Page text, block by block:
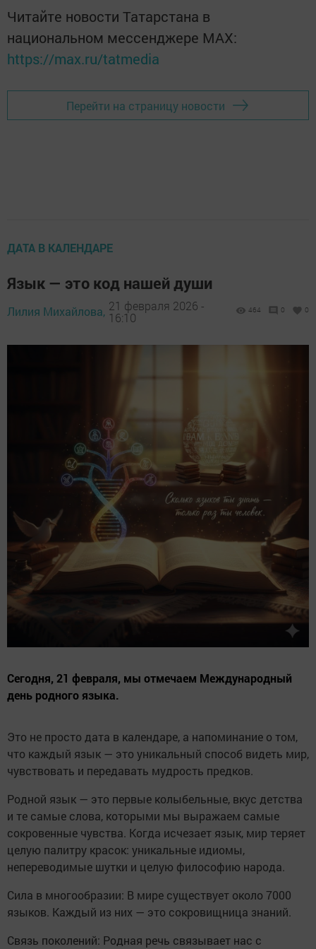
Читайте новости Татарстана в
национальном мессенджере MАХ:
https://max.ru/tatmedia
Перейти на страницу новости
ДАТА В КАЛЕНДАРЕ
Язык — это код нашей души
Лилия Михайлова, 21 февраля 2026 -
16:10
464 0 0
Сегодня, 21 февраля, мы отмечаем Международный
день родного языка.
Это не просто дата в календаре, а напоминание о том,
что каждый язык — это уникальный способ видеть мир,
чувствовать и передавать мудрость предков.
Родной язык — это первые колыбельные, вкус детства
и те самые слова, которыми мы выражаем самые
сокровенные чувства. Когда исчезает язык, мир теряет
целую палитру красок: уникальные идиомы,
непереводимые шутки и целую философию народа.
Сила в многообразии: В мире существует около 7000
языков. Каждый из них — это сокровищница знаний.
Связь поколений: Родная речь связывает нас с